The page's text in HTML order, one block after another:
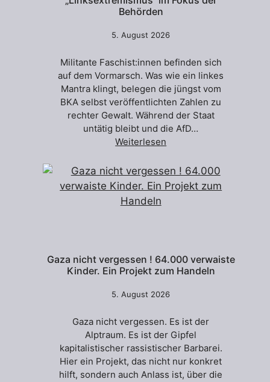
Behörden
5. August 2026
Militante Faschist:innen befinden sich
auf dem Vormarsch. Was wie ein linkes
Mantra klingt, belegen die jüngst vom
BKA selbst veröffentlichten Zahlen zu
rechter Gewalt. Während der Staat
untätig bleibt und die AfD…
Weiterlesen
Gaza nicht vergessen ! 64.000 verwaiste
Kinder. Ein Projekt zum Handeln
5. August 2026
Gaza nicht vergessen. Es ist der
Alptraum. Es ist der Gipfel
kapitalistischer rassistischer Barbarei.
Hier ein Projekt, das nicht nur konkret
hilft, sondern auch Anlass ist, über die